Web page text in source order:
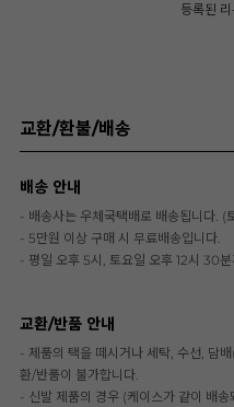
등록된
교환/환불/배송
배송 안내
- 배송사는 우체국택배로 배송됩니다. (
- 5만원 이상 구매 시 무료배송입니다.
- 평일 오후 5시, 토요일 오후 12시 30
교환/반품 안내
- 제품의 택을 떼시거나 세탁, 수선, 담
환/반품이 불가합니다.
- 신발 제품의 경우 (케이스가 같이 배